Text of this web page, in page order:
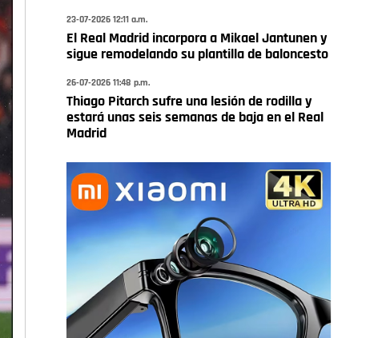
23-07-2026 12:11 a.m.
El Real Madrid incorpora a Mikael Jantunen y
sigue remodelando su plantilla de baloncesto
26-07-2026 11:48 p.m.
Thiago Pitarch sufre una lesión de rodilla y
estará unas seis semanas de baja en el Real
Madrid